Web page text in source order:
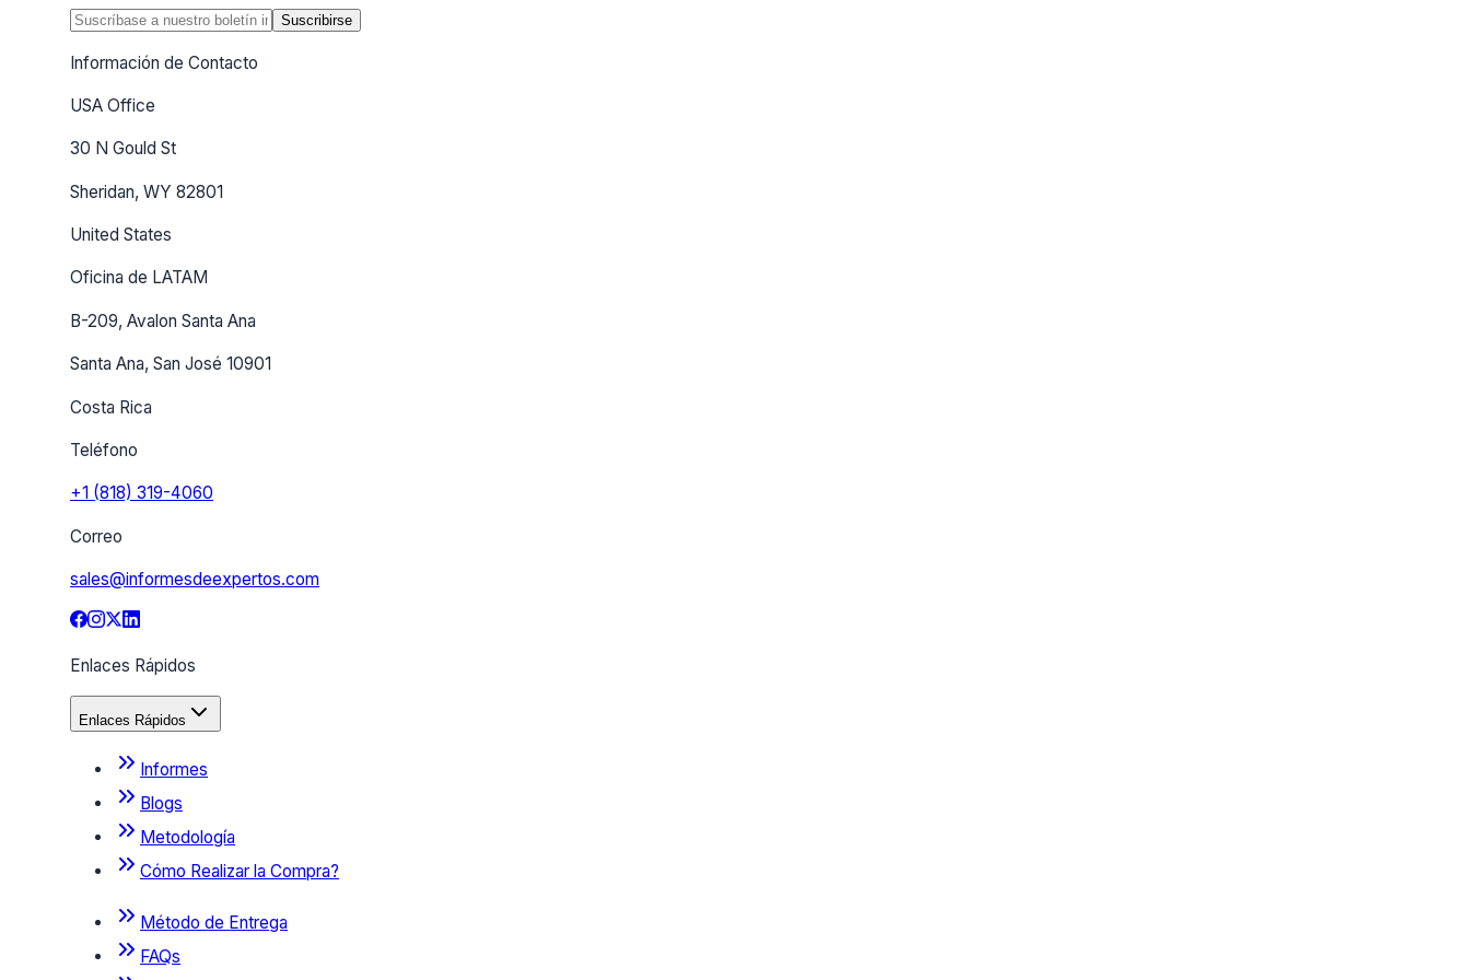
Suscribirse
Información de Contacto
USA Office
30 N Gould St
Sheridan, WY 82801
United States
Oficina de LATAM
B-209, Avalon Santa Ana
Santa Ana, San José 10901
Costa Rica
Teléfono
+1 (818) 319-4060
Correo
sales@informesdeexpertos.com
Enlaces Rápidos
Enlaces Rápidos
Informes
Blogs
Metodología
Cómo Realizar la Compra?
Método de Entrega
FAQs